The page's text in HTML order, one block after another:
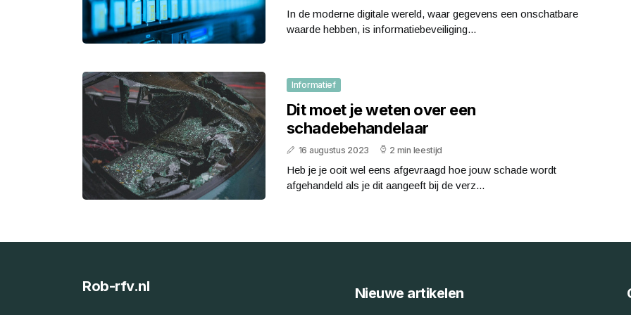
In de moderne digitale wereld, waar gegevens een onschatbare
waarde hebben, is informatiebeveiliging...
Informatief
Dit moet je weten over een
schadebehandelaar
16 augustus 2023 2 min leestijd
Heb je je ooit wel eens afgevraagd hoe jouw schade wordt
afgehandeld als je dit aangeeft bij de verz...
Rob-rfv.nl Nieuwe artikelen